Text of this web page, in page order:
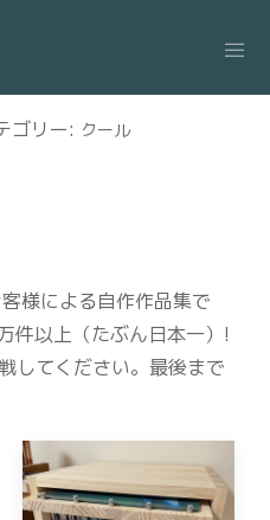
ゴリー: クール
様による自作作品集で
件以上（たぶん日本一）!
してください。最後まで